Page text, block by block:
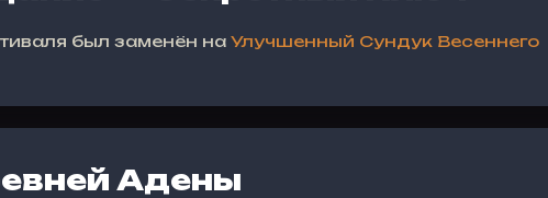
был заменён на Улучшенный Сундук Весеннего
Адены